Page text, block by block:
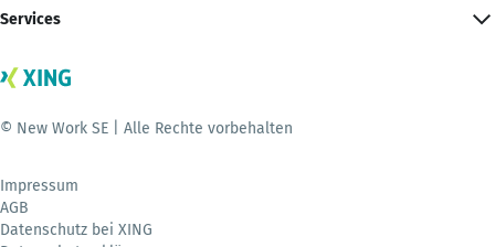
Services
© New Work SE | Alle Rechte vorbehalten
Impressum
AGB
Datenschutz bei XING